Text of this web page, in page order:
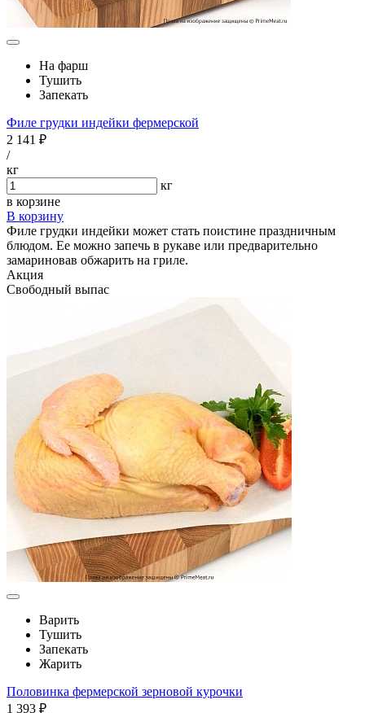
На фарш
Тушить
Запекать
Филе грудки индейки фермерской
2 141 ₽
/
кг
кг
в корзине
В корзину
Филе грудки индейки может стать поистине праздничным
блюдом. Ее можно запечь в рукаве или предварительно
замариновав обжарить на гриле.
Акция
Свободный выпас
Варить
Тушить
Запекать
Жарить
Половинка фермерской зерновой курочки
1 393 ₽